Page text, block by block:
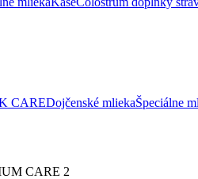
CAREDojčenské mliekaŠpeciálne
CARE 2